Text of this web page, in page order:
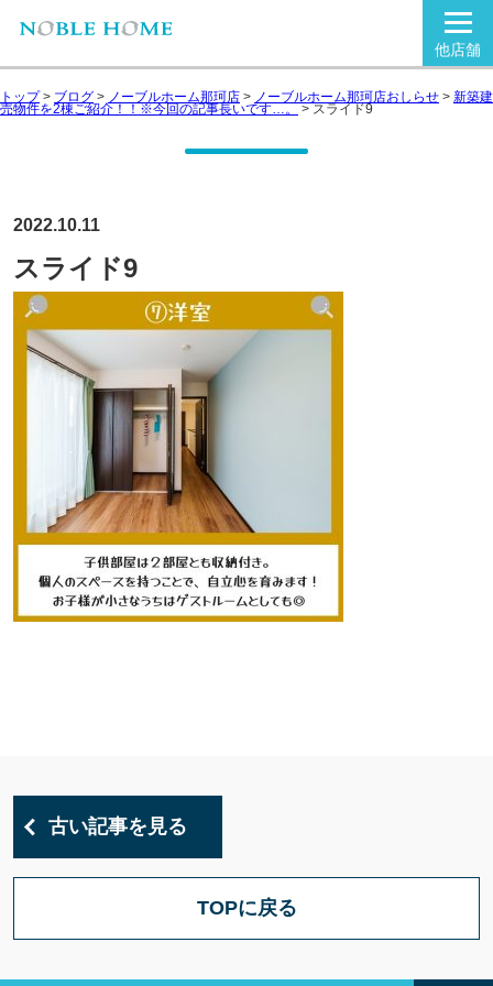
他店舗
トップ> ブログ > ノーブルホーム那珂店 > ノーブルホーム那珂店おしらせ > 新築建
売物件を2棟ご紹介！！※今回の記事長いです…。 > スライド9
2022.10.11
スライド9
古い記事を見る
TOPに戻る